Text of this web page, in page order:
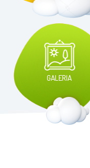
GALERIA